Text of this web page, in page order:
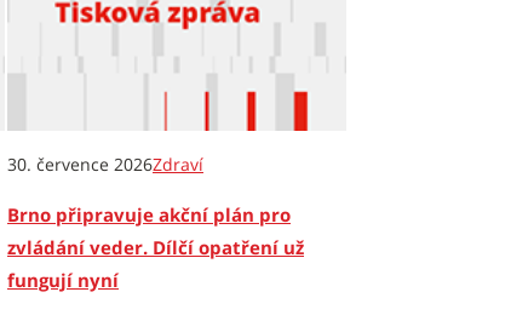
30. července 2026Zdraví
Brno připravuje akční plán pro
zvládání veder. Dílčí opatření už
fungují nyní